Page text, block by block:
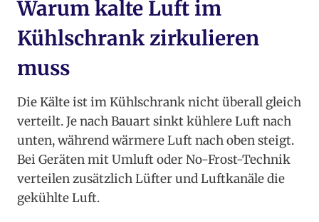
Warum kalte Luft im
Kühlschrank zirkulieren
muss
Die Kälte ist im Kühlschrank nicht überall gleich
verteilt. Je nach Bauart sinkt kühlere Luft nach
unten, während wärmere Luft nach oben steigt.
Bei Geräten mit Umluft oder No-Frost-Technik
verteilen zusätzlich Lüfter und Luftkanäle die
gekühlte Luft.